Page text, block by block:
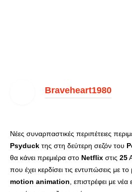
Braveheart1980
Νέες συναρπαστικές περιπέτειες
Psyduck της στη δεύτερη σεζόν του
θα κάνει πρεμιέρα στο Netflix στις 25
που έχει κερδίσει τις εντυπώσεις με το
motion animation , επιστρέφει με